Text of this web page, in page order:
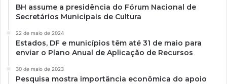
BH assume a presidência do Fórum Nacional de
Secretários Municipais de Cultura
22 de maio de 2024
Estados, DF e municípios têm até 31 de maio para
enviar o Plano Anual de Aplicação de Recursos
30 de maio de 2023
Pesquisa mostra importância econômica do apoio